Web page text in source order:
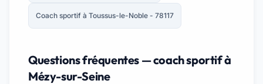
Coach sportif à Toussus-le-Noble - 78117
Questions fréquentes — coach sportif à
Mézy-sur-Seine